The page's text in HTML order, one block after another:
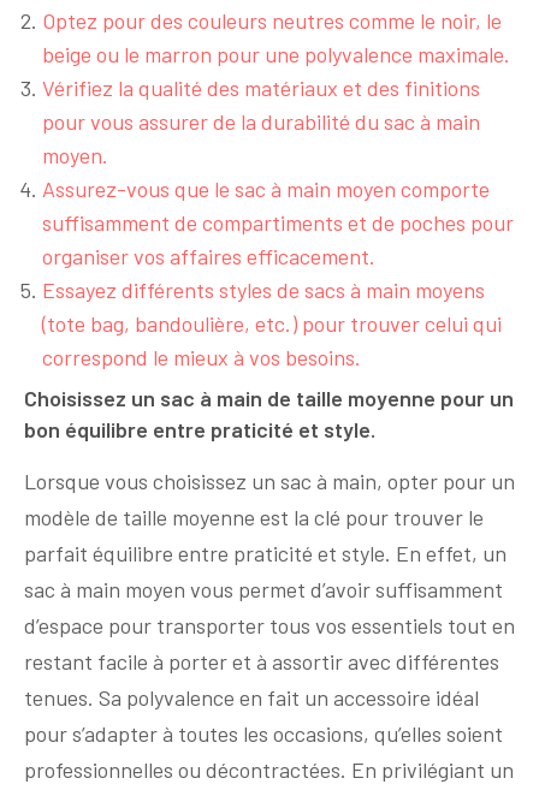
Optez pour des couleurs neutres comme le noir, le
beige ou le marron pour une polyvalence maximale.
Vérifiez la qualité des matériaux et des finitions
pour vous assurer de la durabilité du sac à main
moyen.
Assurez-vous que le sac à main moyen comporte
suffisamment de compartiments et de poches pour
organiser vos affaires efficacement.
Essayez différents styles de sacs à main moyens
(tote bag, bandoulière, etc.) pour trouver celui qui
correspond le mieux à vos besoins.
Choisissez un sac à main de taille moyenne pour un
bon équilibre entre praticité et style.
Lorsque vous choisissez un sac à main, opter pour un
modèle de taille moyenne est la clé pour trouver le
parfait équilibre entre praticité et style. En effet, un
sac à main moyen vous permet d’avoir suffisamment
d’espace pour transporter tous vos essentiels tout en
restant facile à porter et à assortir avec différentes
tenues. Sa polyvalence en fait un accessoire idéal
pour s’adapter à toutes les occasions, qu’elles soient
professionnelles ou décontractées. En privilégiant un